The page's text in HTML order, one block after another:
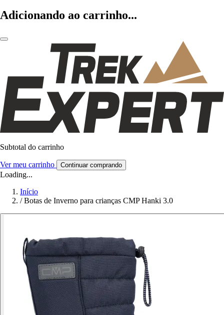
Adicionando ao carrinho...
Subtotal do carrinho
Ver meu carrinho Continuar comprando
Loading...
Início
/ Botas de Inverno para crianças CMP Hanki 3.0